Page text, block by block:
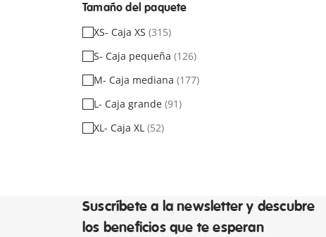
Tamaño del paquete
XS- Caja XS (315)
S- Caja pequeña (126)
M- Caja mediana (177)
L- Caja grande (91)
XL- Caja XL (52)
Suscríbete a la newsletter y descubre
los beneficios que te esperan